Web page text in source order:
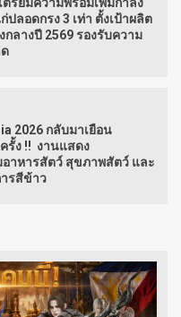
ปลอดกรง 3 เท่า ตั้งเป้าผลิต
กลางปี 2569 รองรับความ
2026 กลับมาเยือน
รั้ง !! งานแสดง
าหารสัตว์ สุขภาพสัตว์ และ
รสีข้าว